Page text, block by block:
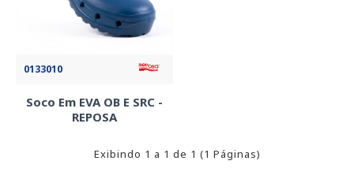
0133010
Soco Em EVA OB E SRC -
REPOSA
Exibindo 1 a 1 de 1 (1 Páginas)